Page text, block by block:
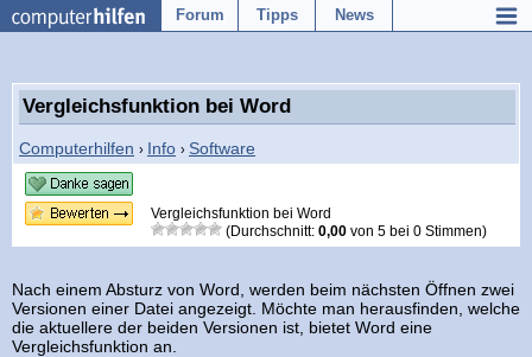
Forum Tipps News
Vergleichsfunktion bei Word
Computerhilfen › Info › Software
Vergleichsfunktion bei Word
(Durchschnitt: 0,00 von 5 bei 0 Stimmen)
Nach einem Absturz von Word, werden beim nächsten Öffnen zwei
Versionen einer Datei angezeigt. Möchte man herausfinden, welche
die aktuellere der beiden Versionen ist, bietet Word eine
Vergleichsfunktion an.